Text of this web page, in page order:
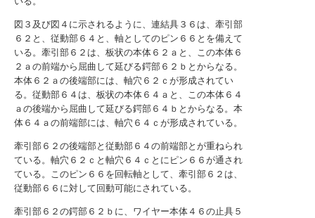
図３及び図４に示されるように、連結具３６は、牽引部
６２と、従動部６４と、軸としてのピン６６とを備えて
いる。牽引部６２は、板状の本体６２ａと、この本体６
２ａの前端から屈曲して延びる鍔部６２ｂとからなる。
本体６２ａの後端部には、軸穴６２ｃが形成されてい
る。従動部６４は、板状の本体６４ａと、この本体６４
ａの後端から屈曲して延びる鍔部６４ｂとからなる。本
体６４ａの前端部には、軸穴６４ｃが形成されている。
牽引部６２の後端部と従動部６４の前端部とが重ねられ
ている。軸穴６２ｃと軸穴６４ｃとにピン６６が通され
ている。このピン６６を回転軸として、牽引部６２は、
従動部６６に対して回動可能にされている。
牽引部６２の鍔部６２ｂに、ワイヤー本体４６の止具５